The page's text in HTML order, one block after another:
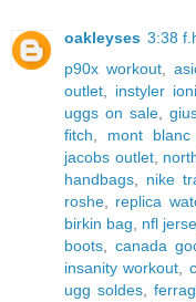
oakleyses 3:38
p90x workout
outlet
instyler
uggs on sale ,
fitch
mont blanc
jacobs outlet,
handbags
nike
roshe
replica
birkin bag
nfl
boots ,canada
insanity workout
ugg soldes